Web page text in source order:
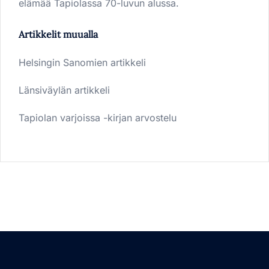
elämää Tapiolassa 70-luvun alussa.
Artikkelit muualla
Helsingin Sanomien artikkeli
Länsiväylän artikkeli
Tapiolan varjoissa -kirjan arvostelu